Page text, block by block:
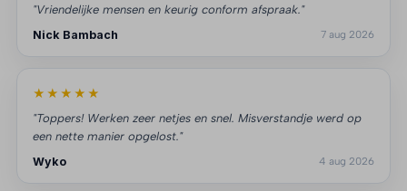
"Vriendelijke mensen en keurig conform afspraak."
Nick Bambach
7 aug 2026
★★★★★
"Toppers! Werken zeer netjes en snel. Misverstandje werd op
een nette manier opgelost."
Wyko
4 aug 2026